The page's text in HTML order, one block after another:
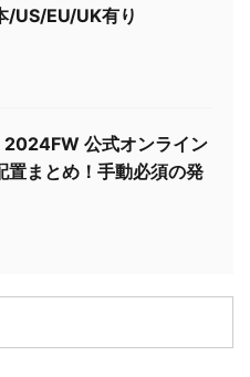
/US/EU/UK有り
公式オンライン
置まとめ！手動必須の発